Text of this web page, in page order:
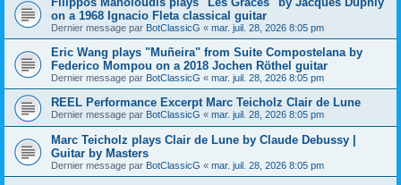
on a 1968 Ignacio Fleta classical guitar
Dernier message par BotClassicG « mar. juil. 28, 2026 8:05 pm
Eric Wang plays "Muñeira" from Suite Compostelana by
Federico Mompou on a 2018 Jochen Röthel guitar
Dernier message par BotClassicG « mar. juil. 28, 2026 8:05 pm
REEL Performance Excerpt Marc Teicholz Clair de Lune
Dernier message par BotClassicG « mar. juil. 28, 2026 8:05 pm
Marc Teicholz plays Clair de Lune by Claude Debussy |
Guitar by Masters
Dernier message par BotClassicG « mar. juil. 28, 2026 8:05 pm